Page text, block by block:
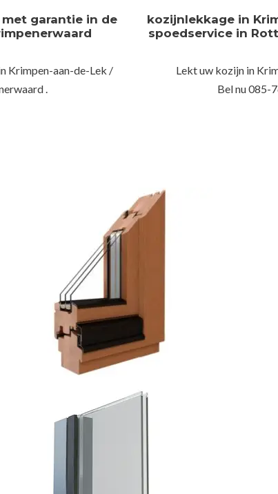
garantie in de
Krimpen-aan-de-Lek /
.
kozijnlekkage in
spoedservice in
Lekt uw kozijn in
Bel nu 085-